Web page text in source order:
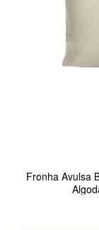
Fronha Avulsa